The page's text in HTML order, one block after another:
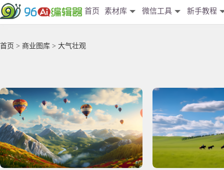
首页 素材库 微信工具 新手教程
首页 > 商业图库 > 大气壮观